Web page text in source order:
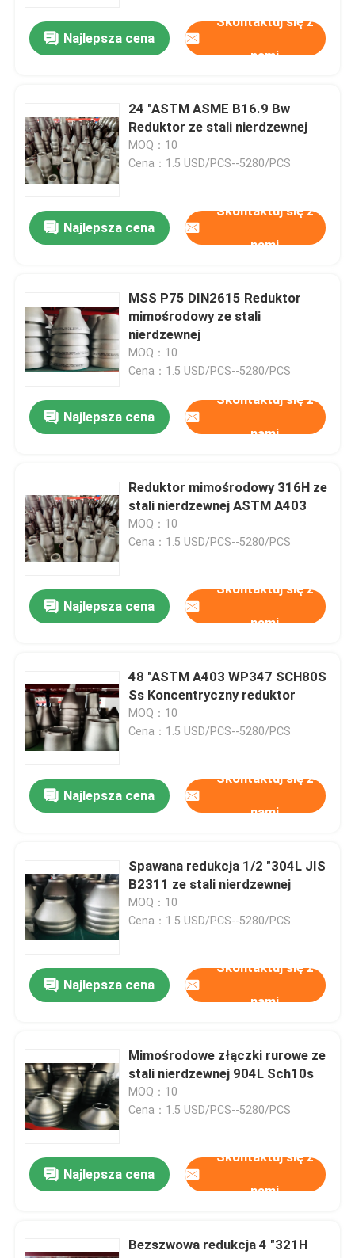
Produkty
O nas
Wycieczka po fabryce
Company News
złączki do rur ze stali nierdzewnej
kołnierz ze stali nierdzewnej
trójnik ze stali nierdzewnej
zaślepki do rur ze stali nierdzewnej
Łącznik rurowy
Reduktor ze stali nierdzewnej
Slip On Flange
Kołnierz na szyję spawalniczą
Najlepsza cena
Skontaktuj się z
nami
24 "ASTM ASME B16.9 Bw
Reduktor ze stali nierdzewnej
MOQ：10
Cena：1.5 USD/PCS--5280/PCS
Najlepsza cena
Skontaktuj się z
nami
MSS P75 DIN2615 Reduktor
mimośrodowy ze stali
nierdzewnej
MOQ：10
Cena：1.5 USD/PCS--5280/PCS
Najlepsza cena
Skontaktuj się z
nami
Reduktor mimośrodowy 316H ze
stali nierdzewnej ASTM A403
MOQ：10
Cena：1.5 USD/PCS--5280/PCS
Najlepsza cena
Skontaktuj się z
nami
48 "ASTM A403 WP347 SCH80S
Ss Koncentryczny reduktor
MOQ：10
Cena：1.5 USD/PCS--5280/PCS
Najlepsza cena
Skontaktuj się z
nami
Spawana redukcja 1/2 "304L JIS
B2311 ze stali nierdzewnej
MOQ：10
Cena：1.5 USD/PCS--5280/PCS
Najlepsza cena
Skontaktuj się z
nami
Mimośrodowe złączki rurowe ze
stali nierdzewnej 904L Sch10s
MOQ：10
Cena：1.5 USD/PCS--5280/PCS
Najlepsza cena
Skontaktuj się z
nami
Bezszwowa redukcja 4 "321H